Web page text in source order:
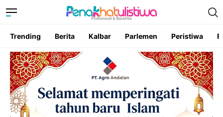
Trending Berita Kalbar Parlemen Peristiwa